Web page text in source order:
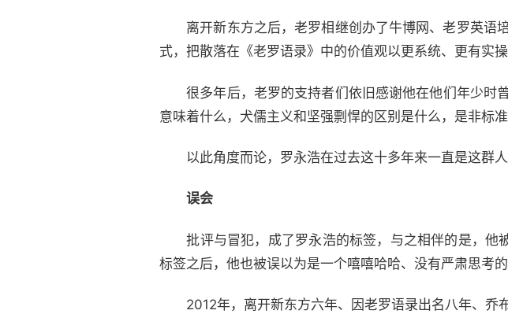
离开新东方之后，老罗相继创办了牛博网、老罗英语
式，把散落在《老罗语录》中的价值观以更系统、更有实操
很多年后，老罗的支持者们依旧感谢他在他们年少时
意味着什么，犬儒主义和坚强剽悍的区别是什么，是非标
以此角度而论，罗永浩在过去这十多年来一直是这群人
误会
批评与冒犯，成了罗永浩的标签，与之相伴的是，他
标签之后，他也被误以为是一个嘻嘻哈哈、没有严肃思考
2012年，离开新东方六年、因老罗语录出名八年、乔